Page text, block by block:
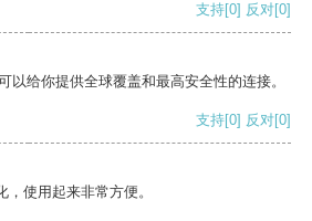
支持[0] 反对[0]
以给你提供全球覆盖和最高安全性的连接。
支持[0] 反对[0]
使用起来非常方便。